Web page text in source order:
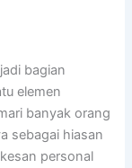
bagian
elemen
banyak orang
sebagai hiasan
personal